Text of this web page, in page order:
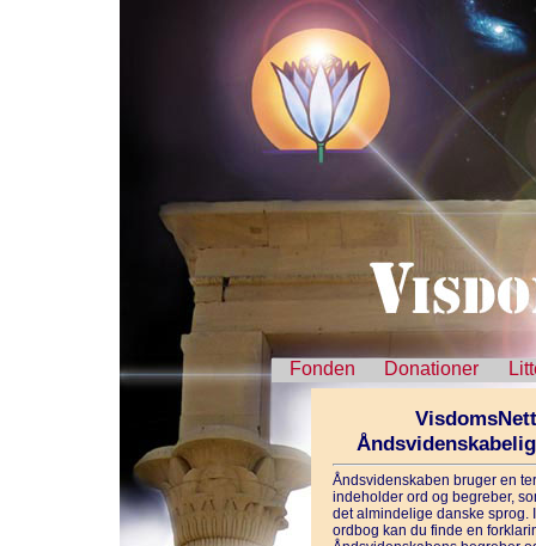
Fonden Donationer
Åndsvidenskaben bruger en
indeholder ord og begreber,
det almindelige danske sprog.
ordbog kan du finde en